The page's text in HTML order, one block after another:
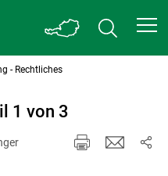
- Rechtliches
1 von 3